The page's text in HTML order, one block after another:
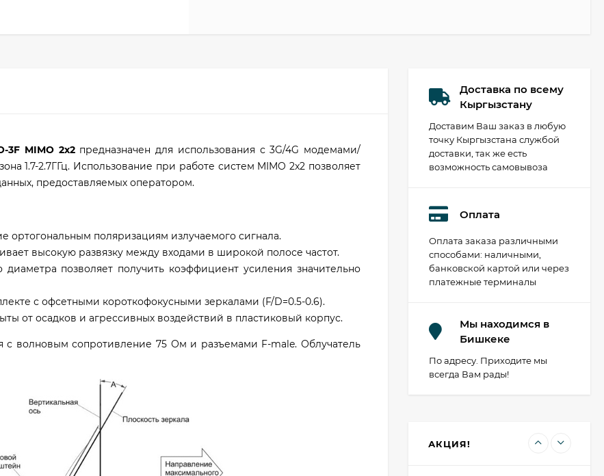
3F MIMO 2x2предназначен для использования с 3G/4G модемами/
1.7-2.7ГГц. Использование при работе систем MIMO 2x2 позволяет
предоставляемых оператором.
ортогональным поляризациям излучаемого сигнала.
высокую развязку между входами в широкой полосе частот.
позволяет получить коэффициент усиления значительно
с офсетными короткофокусными зеркалами (F/D=0.5-0.6).
от осадков и агрессивных воздействий в пластиковый корпус.
с волновым сопротивление 75 Ом и разъемами F-male. Облучатель
Доставка по всему
Кыргызстану
Доставим Ваш заказ в любую
точку Кыргызстана службой
доставки, так же есть
возможность самовывоза
Оплата
Оплата заказа различными
способами: наличными,
банковской картой или через
платежные терминалы
Мы находимся в
Бишкеке
По адресу. Приходите мы
всегда Вам рады!
АКЦИЯ!
TL-SG1024D
8 310 сом
Wi-Fi роутер Keenetic
Speedster